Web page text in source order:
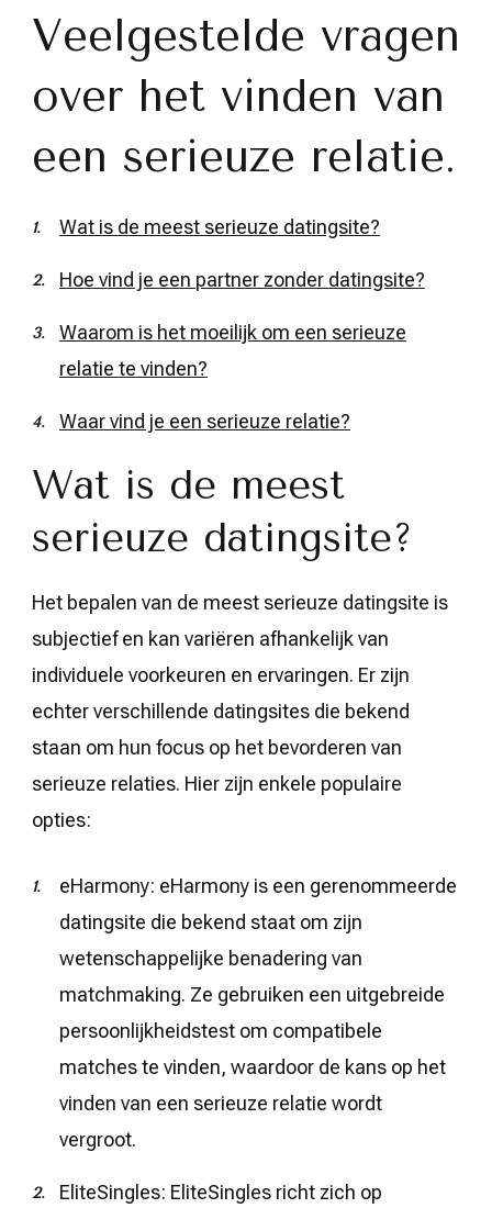
Veelgestelde vragen
over het vinden van
een serieuze relatie.
Wat is de meest serieuze datingsite?
Hoe vind je een partner zonder datingsite?
Waarom is het moeilijk om een ​​serieuze
relatie te vinden?
Waar vind je een serieuze relatie?
Wat is de meest
serieuze datingsite?
Het bepalen van de meest serieuze datingsite is
subjectief en kan variëren afhankelijk van
individuele voorkeuren en ervaringen. Er zijn
echter verschillende datingsites die bekend
staan om hun focus op het bevorderen van
serieuze relaties. Hier zijn enkele populaire
opties:
eHarmony: eHarmony is een gerenommeerde
datingsite die bekend staat om zijn
wetenschappelijke benadering van
matchmaking. Ze gebruiken een uitgebreide
persoonlijkheidstest om compatibele
matches te vinden, waardoor de kans op het
vinden van een serieuze relatie wordt
vergroot.
EliteSingles: EliteSingles richt zich op